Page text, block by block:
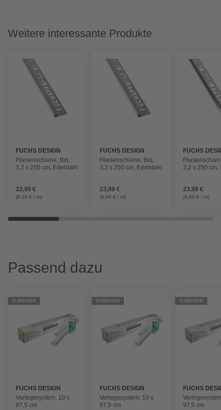
Weitere interessante Produkte
FUCHS DESIGN
Fliesenschiene, BxL:
3,2 x 250 cm, Edelstahl
22,99 €
(9,20 € / m)
FUCHS DESIGN
Fliesenschiene, BxL:
3,2 x 250 cm, Edelstahl
23,99 €
(9,60 € / m)
FUCHS
3,2 x 250 cm,
23,99 €
(9,60 € / m)
Passend dazu
ZUBEHÖR
FUCHS DESIGN
Verlegesystem, 10 x
97,5 cm
ZUBEHÖR
FUCHS DESIGN
Verlegesystem, 10 x
97,5 cm
ZUBEHÖR
FUCHS
97,5 cm